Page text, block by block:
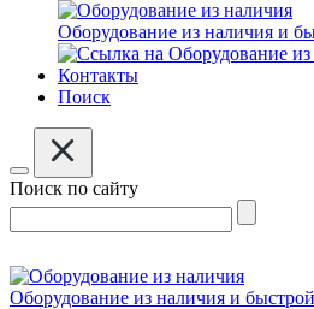
Оборудование из наличия и
Контакты
Поиск
Поиск по сайту
Оборудование из наличия и